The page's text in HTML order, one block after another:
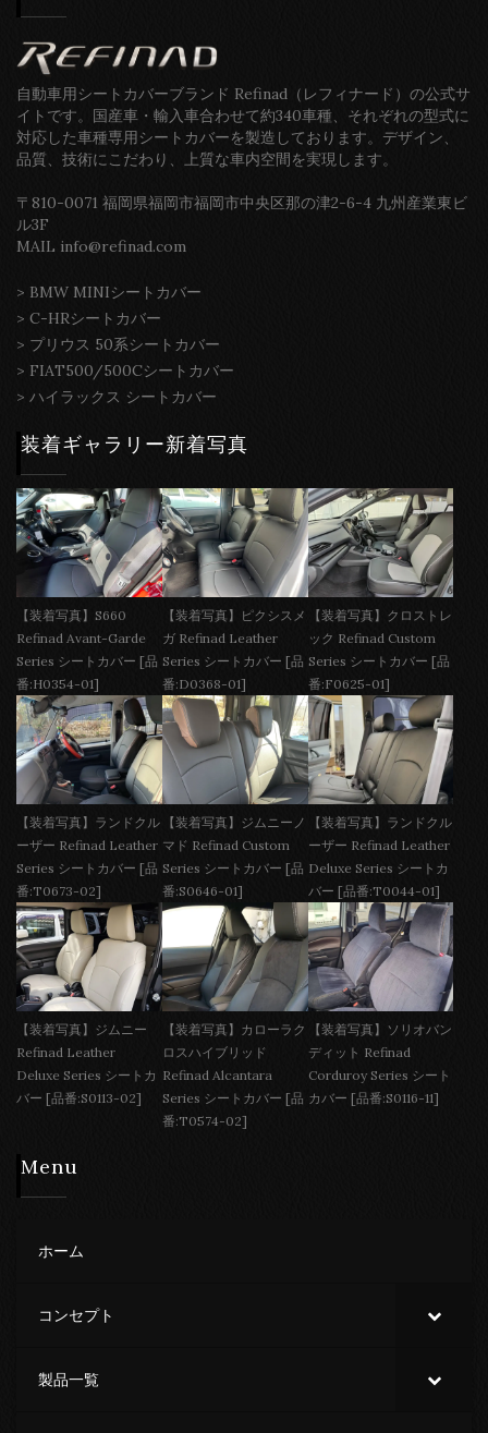
自動車用シートカバーブランド Refinad（レフィナード）の公式サ
イトです。国産車・輸入車合わせて約340車種、それぞれの型式に
対応した車種専用シートカバーを製造しております。デザイン、
品質、技術にこだわり、上質な車内空間を実現します。
〒810-0071 福岡県福岡市福岡市中央区那の津2-6-4 九州産業東ビ
ル3F
MAIL info@refinad.com
> BMW MINIシートカバー
> C-HRシートカバー
> プリウス 50系シートカバー
> FIAT500/500Cシートカバー
> ハイラックス シートカバー
装着ギャラリー新着写真
【装着写真】S660
Refinad Avant-Garde
Series シートカバー [品
番:H0354-01]
【装着写真】ピクシスメ
ガ Refinad Leather
Series シートカバー [品
番:D0368-01]
【装着写真】クロストレ
ック Refinad Custom
Series シートカバー [品
番:F0625-01]
【装着写真】ランドクル
ーザー Refinad Leather
Series シートカバー [品
番:T0673-02]
【装着写真】ジムニーノ
マド Refinad Custom
Series シートカバー [品
番:S0646-01]
【装着写真】ランドクル
ーザー Refinad Leather
Deluxe Series シートカ
バー [品番:T0044-01]
【装着写真】ジムニー
Refinad Leather
Deluxe Series シートカ
バー [品番:S0113-02]
【装着写真】カローラク
ロスハイブリッド
Refinad Alcantara
Series シートカバー [品
番:T0574-02]
【装着写真】ソリオバン
ディット Refinad
Corduroy Series シート
カバー [品番:S0116-11]
Menu
ホーム
コンセプト
製品一覧